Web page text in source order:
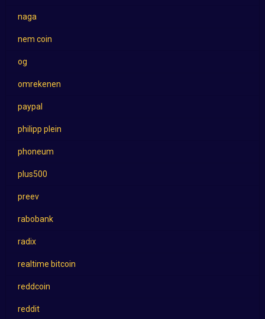
naga
nem coin
og
omrekenen
paypal
philipp plein
phoneum
plus500
preev
rabobank
radix
realtime bitcoin
reddcoin
reddit